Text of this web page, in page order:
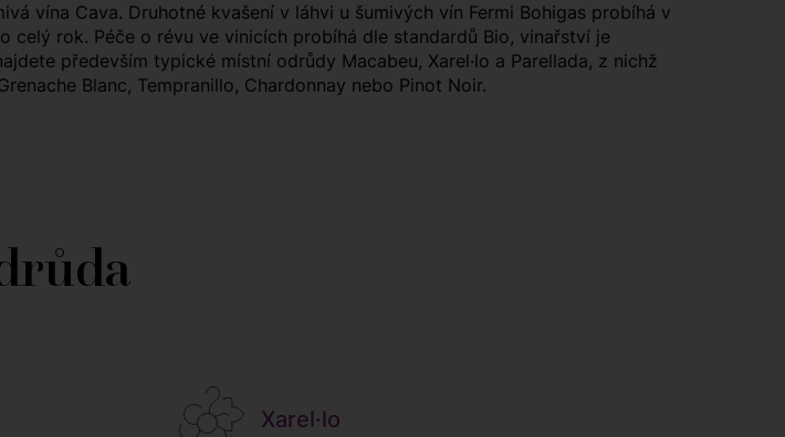
vína Cava. Druhotné kvašení v láhvi u šumivých vín Fermi Bohigas probíhá v
rok. Péče o révu ve vinicích probíhá dle standardů Bio, vinařství je
především typické místní odrůdy Macabeu, Xarel·lo a Parellada, z nichž
Blanc, Tempranillo, Chardonnay nebo Pinot Noir.
Xarel·lo